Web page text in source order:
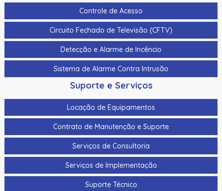
Controle de Acesso
Circuito Fechado de Televisão (CFTV)
Detecção e Alarme de Incêncio
Sistema de Alarme Contra Intrusão
Suporte e Serviços
Locação de Equipamentos
Contrato de Manutenção e Suporte
Serviços de Consultoria
Serviços de Implementação
Suporte Técnico